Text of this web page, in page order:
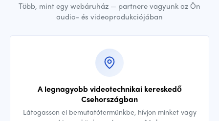
Több, mint egy webáruház — partnere vagyunk az Ön
audio- és videoprodukciójában
A legnagyobb videotechnikai kereskedő
Csehországban
Látogasson el bemutatótermünkbe, hívjon minket vagy